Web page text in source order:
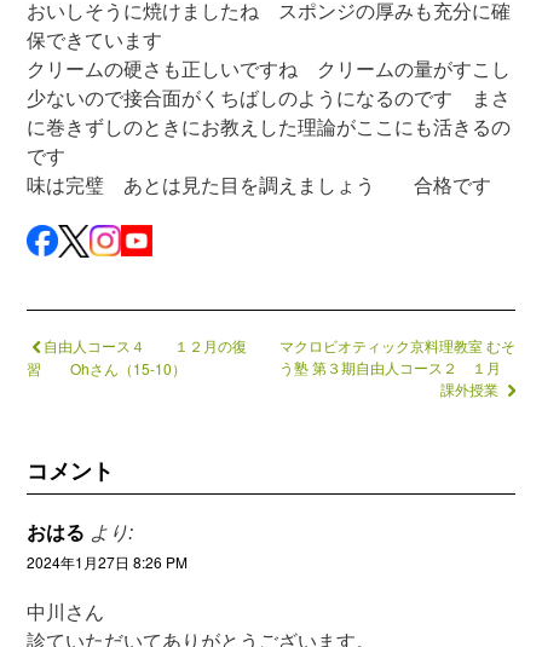
おいしそうに焼けましたね スポンジの厚みも充分に確
保できています
クリームの硬さも正しいですね クリームの量がすこし
少ないので接合面がくちばしのようになるのです まさ
に巻きずしのときにお教えした理論がここにも活きるの
です
味は完璧 あとは見た目を調えましょう 合格です
自由人コース４ １２月の復
習 Ohさん（15-10）
マクロビオティック京料理教室 むそ
う塾 第３期自由人コース２ １月
課外授業
コメント
おはる より:
2024年1月27日 8:26 PM
中川さん
診ていただいてありがとうございます。